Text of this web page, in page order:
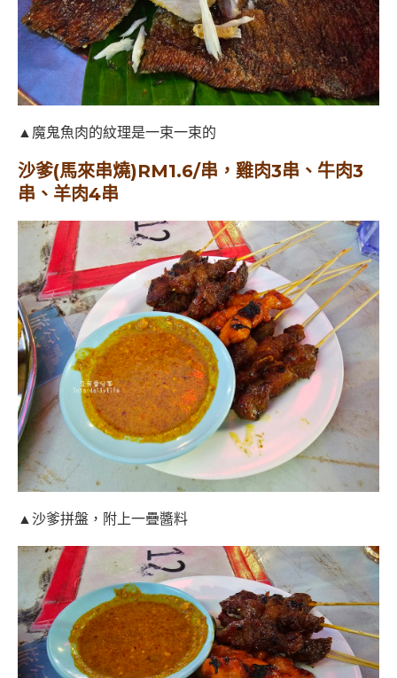
▲魔鬼魚肉的紋理是一束一束的
沙爹(馬來串燒)RM1.6/串，雞肉3串、牛肉3
串、羊肉4串
▲沙爹拼盤，附上一疊醬料